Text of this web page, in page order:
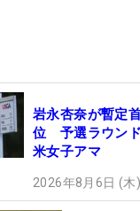
岩永杏奈が暫定
位 予選ラウン
米女子アマ
2026年8月6日 (木